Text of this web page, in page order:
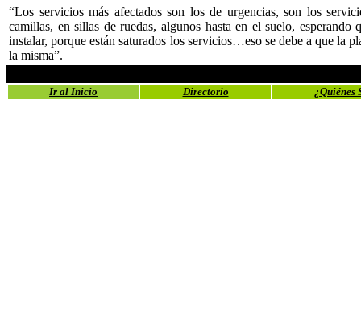
“Los servicios más afectados son los de urgencias, son los
camillas, en sillas de ruedas, algunos hasta en el suelo, esperando
instalar, porque están saturados los servicios…eso se debe a que la
la misma”.
Ir al Inicio Directorio ¿Quiénes